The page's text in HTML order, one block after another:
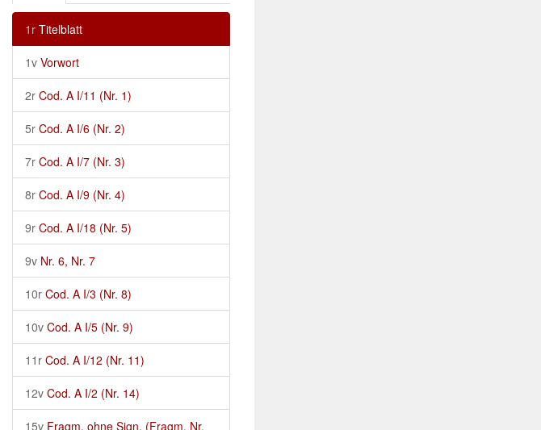
1r Titelblatt
1v Vorwort
2r Cod. A I/11 (Nr. 1)
5r Cod. A I/6 (Nr. 2)
7r Cod. A I/7 (Nr. 3)
8r Cod. A I/9 (Nr. 4)
9r Cod. A I/18 (Nr. 5)
9v Nr. 6, Nr. 7
10r Cod. A I/3 (Nr. 8)
10v Cod. A I/5 (Nr. 9)
11r Cod. A I/12 (Nr. 11)
12v Cod. A I/2 (Nr. 14)
15v Fragm. ohne Sign. (Fragm. Nr.